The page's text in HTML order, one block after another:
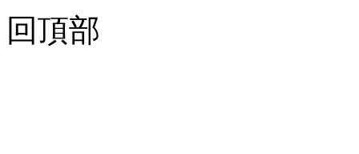
回頂部